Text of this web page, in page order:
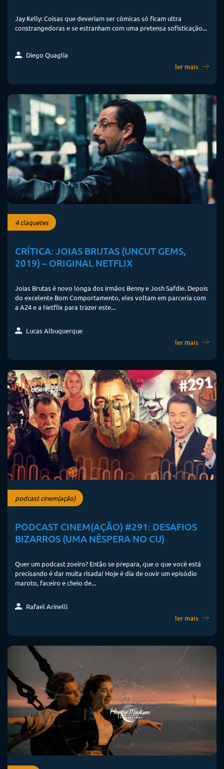
Jay Kelly: Coisas que deveriam ser cômicas só ficam ultra
constrangedoras e se estranham com uma pretensa sofisticação...
Diego Quaglia
ler mais
4 claquetes
CRÍTICA: JOIAS BRUTAS (UNCUT GEMS,
2019) – ORIGINAL NETFLIX
Joias Brutas é novo longa dos irmãos Benny e Josh Safdie. Depois
do excelente Bom Comportamento, eles voltam em parceria com
a A24 e a Netflix para trazer este...
Lucas Albuquerque
ler mais
podcast cinem(ação)
PODCAST CINEM(AÇÃO) #291: DESAFIOS
BIZARROS (UMA NÊSPERA NO CU)
Quer um podcast zoeiro? Então se prepara, que o que você está
precisando é dar muita risada! Hoje é dia de ouvir um episódio
maroto, faceiro e cheio de...
Rafael Arinelli
ler mais